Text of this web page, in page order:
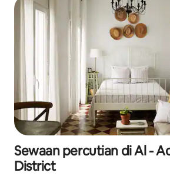
Sewaan percutian di Al -
District